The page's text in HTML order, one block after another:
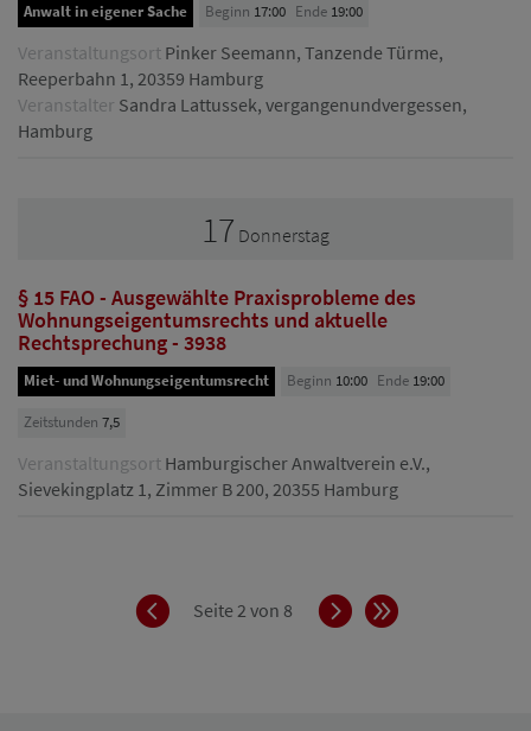
Anwalt in eigener Sache Beginn 17:00 Ende 19:00
Veranstaltungsort Pinker Seemann, Tanzende Türme,
Reeperbahn 1, 20359 Hamburg
Veranstalter Sandra Lattussek, vergangenundvergessen,
Hamburg
17 Donnerstag
§ 15 FAO - Ausgewählte Praxisprobleme des
Wohnungseigentumsrechts und aktuelle
Rechtsprechung - 3938
Miet- und Wohnungseigentumsrecht Beginn 10:00 Ende 19:00
Zeitstunden 7,5
Veranstaltungsort Hamburgischer Anwaltverein e.V.,
Sievekingplatz 1, Zimmer B 200, 20355 Hamburg
ZurückSeite 2 von 8 VorwärtsEnde